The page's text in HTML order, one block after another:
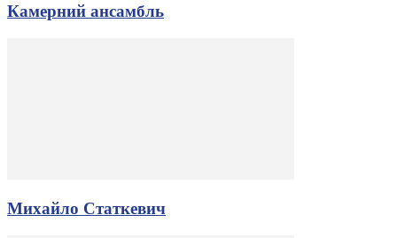
Камерний ансамбль
Михайло Статкевич